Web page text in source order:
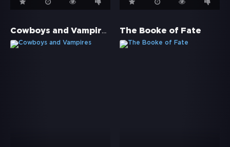
Cowboys and Vampires The Booke of Fate